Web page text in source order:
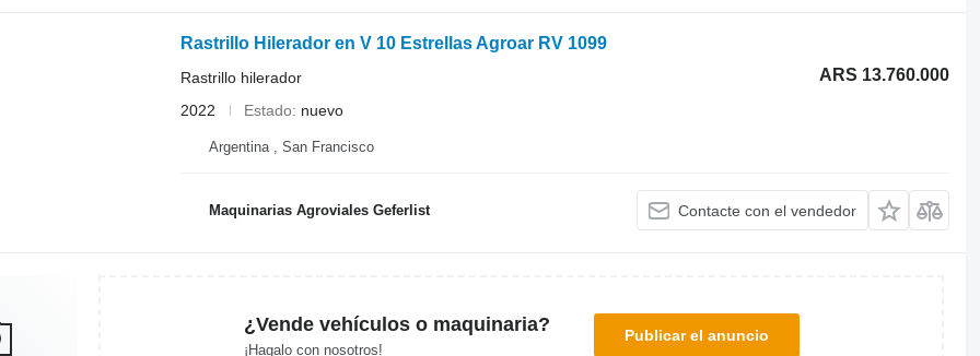
Rastrillo Hilerador en V 10 Estrellas Agroar RV 1099
ARS 13.760.000
Rastrillo hilerador
2022
Estado nuevo
Argentina , San Francisco
Maquinarias Agroviales Geferlist Contacte con el vendedor
¿Vende vehículos o maquinaria?
¡Hagalo con nosotros!
Publicar el anuncio